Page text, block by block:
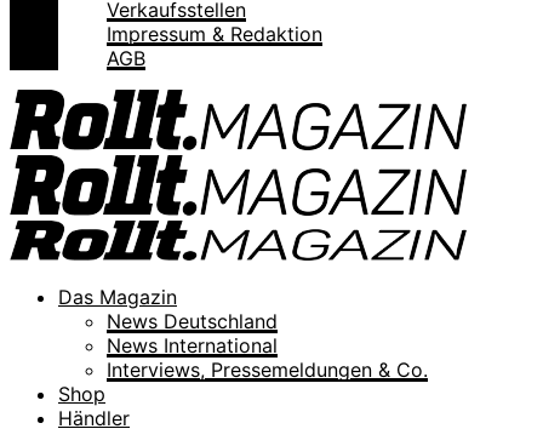
Verkaufsstellen
Impressum & Redaktion
AGB
Das Magazin
News Deutschland
News International
Interviews, Pressemeldungen & Co.
Shop
Händler